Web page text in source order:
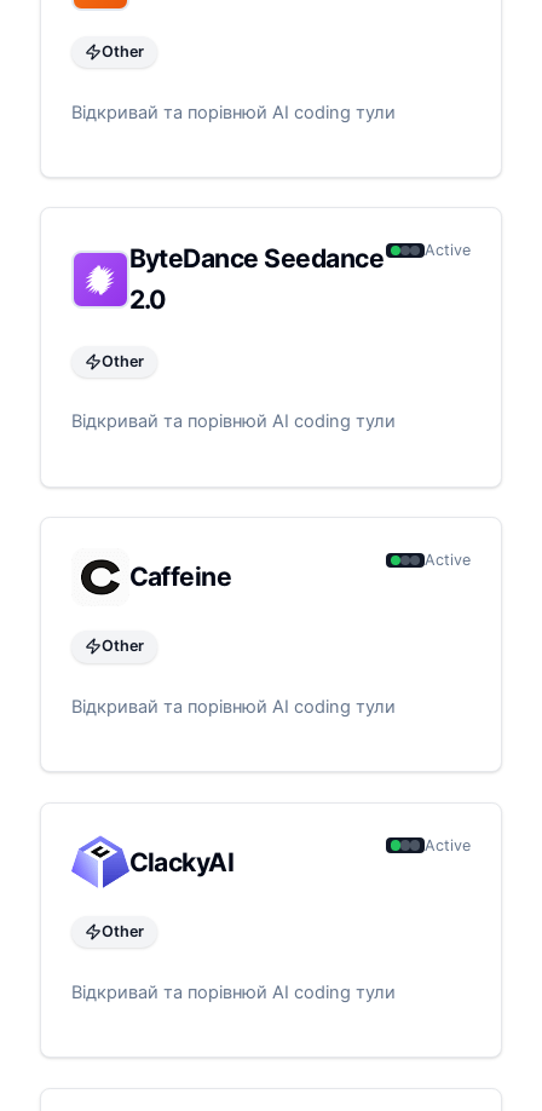
Other
Відкривай та порівнюй AI coding тули
ByteDance Seedance
2.0
Active
Other
Відкривай та порівнюй AI coding тули
Caffeine
Active
Other
Відкривай та порівнюй AI coding тули
ClackyAI
Active
Other
Відкривай та порівнюй AI coding тули